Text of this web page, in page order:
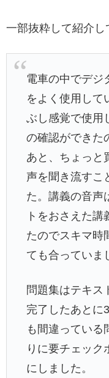
一部抜粋して紹介し
電車の中でデジ
をよく使用して
ぶし感覚で使用
の確認ができた
あと、ちょっと
声を聞き流すこ
た。講義の音声
トをおさえた
たのでスキマ時
ても合っていま
問題集はテキス
完了したあとに
も間違っている
りに要チェック
にしました。